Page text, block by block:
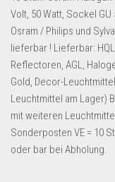
Spielzeug & Games
Schuhe & Accessoires
Sport & Freizeit
Uhren & Schmuck
Wohnen & Einrichten
Restposten-
Volt, 50 Watt, Sockel
Osram / Philips und
lieferbar ! Lieferbar:
Reflectoren, AGL,
Gold, Decor-
Leuchtmittel am Lager)
mit weiteren
Sonderposten VE = 10
oder bar bei Abholung.